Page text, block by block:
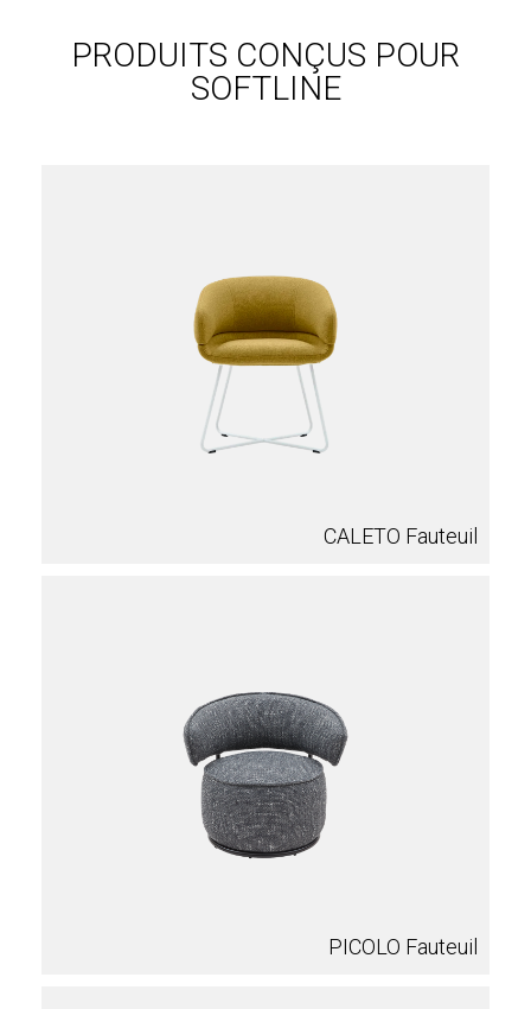
PRODUITS CONÇUS POUR
SOFTLINE
CALETO Fauteuil
PICOLO Fauteuil